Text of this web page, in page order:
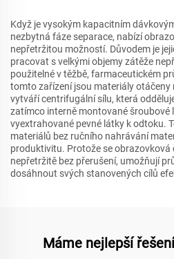
Když je vysokým kapacitním
nezbytná fáze separace, nabízí
nepřetržitou možností. Důvodem je
pracovat s velkými objemy zátěže
použitelné v těžbě, farmaceutickém
tomto zařízení jsou materiály otáčeny
vytváří centrifugální sílu, která
zatímco interně montované šroubové
vyextrahované pevné látky k odtoku.
materiálů bez ručního nahrávání
produktivitu. Protože se
nepřetržitě bez přerušení, umožňují
dosáhnout svých stanovených cílů
Máme nejlepší